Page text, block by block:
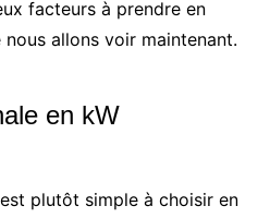
facteurs à prendre en
allons voir maintenant.
en kW
plutôt simple à choisir en